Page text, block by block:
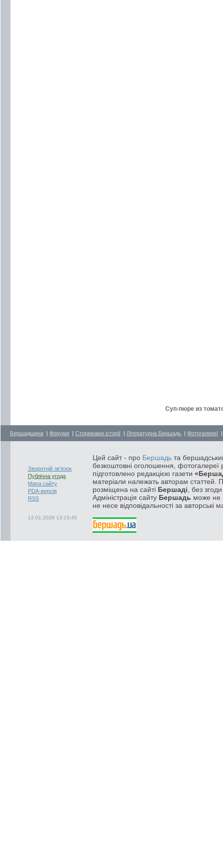
Суп-пюре из
Бершадщина | Форуми | Сторінками історії | Літературна Бершадь | Фотогалереї
Зворотній зв'язок
Публічна угода
Мапа сайту
PDA-версія
RSS
12.01.2026 13:15:45
Цей сайт - про Бершадь та
безкоштовні оголошення, фотогалереї
підготовлено редакцією газети
матеріали належать авторам статтей.
розміщена на сайті Бершаді , без
Адміністрація сайту Бершадь може не
не несе відповідальності за авторські